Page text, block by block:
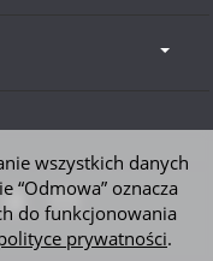
wszystkich danych
“Odmowa” oznacza
do funkcjonowania
prywatności.